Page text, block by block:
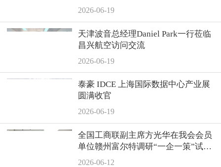
调研
2026-06-19
天津波音总经理Daniel Park一行莅临
昌兴航空访问交流
2026-06-19
泰豪 IDCE 上海国际数据中心产业展
圆满收官
2026-06-19
全国工商联副主席方光华在我会会员
单位赣州富尔特调研“一企一策”试点
服务工作
2026-06-12